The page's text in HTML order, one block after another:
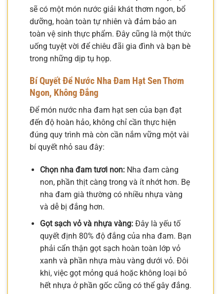
sẽ có một món nước giải khát thơm ngon, bổ
dưỡng, hoàn toàn tự nhiên và đảm bảo an
toàn vệ sinh thực phẩm. Đây cũng là một thức
uống tuyệt vời để chiêu đãi gia đình và bạn bè
trong những dịp tụ họp.
Bí Quyết Để Nước Nha Đam Hạt Sen Thơm
Ngon, Không Đắng
Để món nước nha đam hạt sen của bạn đạt
đến độ hoàn hảo, không chỉ cần thực hiện
đúng quy trình mà còn cần nắm vững một vài
bí quyết nhỏ sau đây:
Chọn nha đam tươi non:Nha đam càng
non, phần thịt càng trong và ít nhớt hơn. Bẹ
nha đam già thường có nhiều nhựa vàng
và dễ bị đắng hơn.
Gọt sạch vỏ và nhựa vàng:Đây là yếu tố
quyết định 80% độ đắng của nha đam. Bạn
phải cẩn thận gọt sạch hoàn toàn lớp vỏ
xanh và phần nhựa màu vàng dưới vỏ. Đôi
khi, việc gọt mỏng quá hoặc không loại bỏ
hết nhựa ở phần gốc cũng có thể gây đắng.